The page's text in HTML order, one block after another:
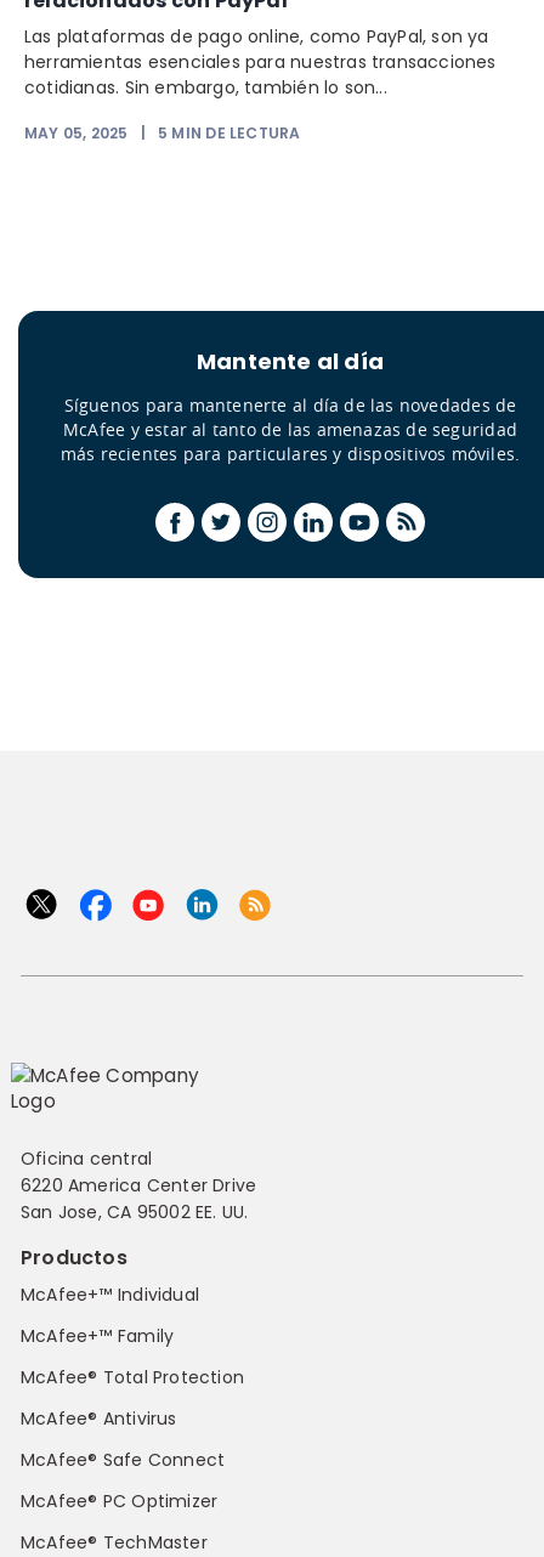
Las plataformas de pago online, como PayPal, son ya
herramientas esenciales para nuestras transacciones
cotidianas. Sin embargo, también lo son...
MAY 05, 2025 5 MIN DE LECTURA
Mantente al día
Síguenos para mantenerte al día de las novedades de
McAfee y estar al tanto de las amenazas de seguridad
más recientes para particulares y dispositivos móviles.
Oficina central
6220 America Center Drive
San Jose, CA 95002 EE. UU.
Productos
McAfee+™ Individual
McAfee+™ Family
McAfee® Total Protection
McAfee® Antivirus
McAfee® Safe Connect
McAfee® PC Optimizer
McAfee® TechMaster